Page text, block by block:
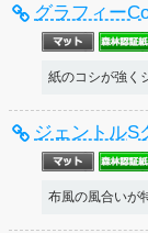
グラフィー
紙のコシが強く
ジェントルS
布風の風合いが